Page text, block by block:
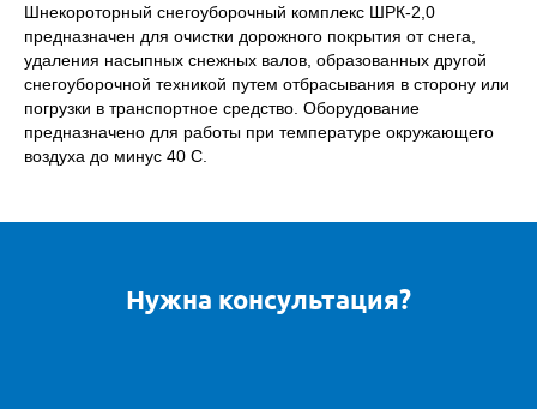
Шнекороторный снегоуборочный комплекс ШРК-2,0
предназначен для очистки дорожного покрытия от снега,
удаления насыпных снежных валов, образованных другой
снегоуборочной техникой путем отбрасывания в сторону или
погрузки в транспортное средство. Оборудование
предназначено для работы при температуре окружающего
воздуха до минус 40 С.
Нужна консультация?